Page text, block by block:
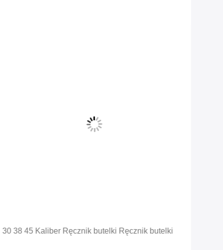
30 38 45 Kaliber Ręcznik butelki Ręcznik butelki